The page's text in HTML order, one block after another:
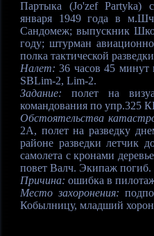
Партыка (Jo'zef Partyka)
января 1949 года в
Сандомеж; выпускник
году; штурман
полка тактической
Налет: 36 часов 45
SBLim-2, Lim-2.
Задание: полет на
командования по упр.325
Обстоятельства
2A, полет на разведку
районе разведки летчик
самолета с кронами
повет Валч. Экипаж погиб.
Причина: ошибка в
Место захоронения:
Кобылницу, младший